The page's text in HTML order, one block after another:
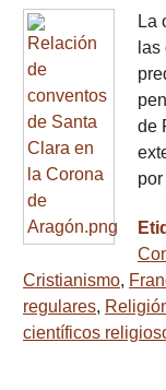
La
de
Cristianismo,
regulares,
científicos